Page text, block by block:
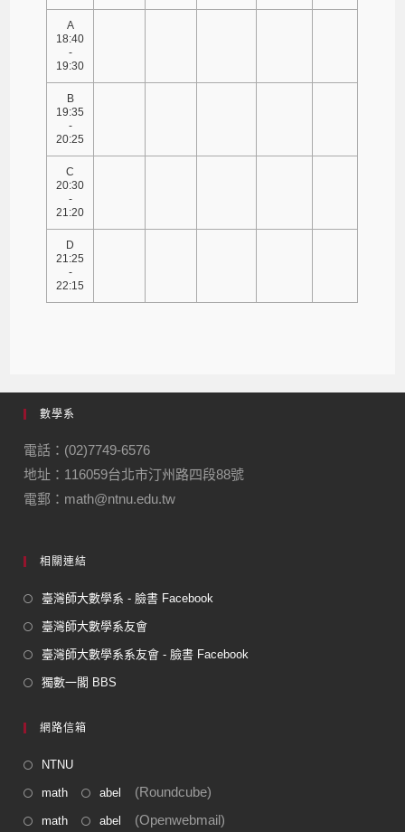
A
18:40
-
19:30
B
19:35
-
20:25
C
20:30
-
21:20
D
21:25
-
22:15
數學系
電話：(02)7749-6576
地址：116059台北市汀州路四段88號
電郵：math@ntnu.edu.tw
相關連結
臺灣師大數學系 - 臉書 Facebook
臺灣師大數學系友會
臺灣師大數學系系友會 - 臉書 Facebook
獨數一閣 BBS
網路信箱
NTNU
math abel (Roundcube)
math abel (Openwebmail)